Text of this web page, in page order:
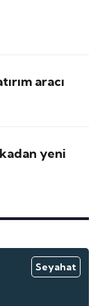
aracı
yeni
Seyahat